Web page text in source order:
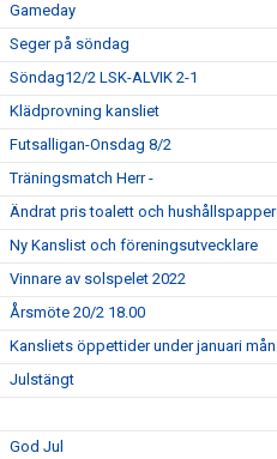
Gameday
Seger på söndag
Söndag12/2 LSK-ALVIK 2-1
Klädprovning kansliet
Futsalligan-Onsdag 8/2
Träningsmatch Herr -
Ändrat pris toalett och
Ny Kanslist och föreningsutvecklare
Vinnare av solspelet 2022
Årsmöte 20/2 18.00
Kansliets öppettider under januari
Julstängt
God Jul